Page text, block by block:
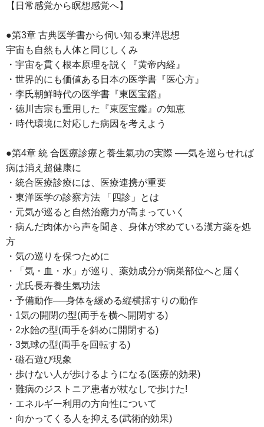
【日常感覚から瞑想感覚へ】
●第3章 古典医学書から伺い知る東洋思想
宇宙も自然も人体と同じしくみ
・宇宙を貫く根本原理を説く『黄帝内経』
・世界的にも価値ある日本の医学書『医心方』
・李氏朝鮮時代の医学書『東医宝鑑』
・徳川吉宗も重用した『東医宝鑑』の知恵
・時代環境に対応した病因を考えよう
●第4章 統 合医療診療と養生氣功の実際 ──気を巡らせれば
病は消え超健康に
・統合医療診療には、医療連携が重要
・東洋医学の診察方法 「四診」とは
・元気が巡ると自然治癒力が高まっていく
・病んだ肉体から声を聞き、身体が求めている漢方薬を処
方
・気の巡りを保つために
・「気・血・水」が巡り、薬効成分が病巣部位へと届く
・尤氏長寿養生氣功法
・予備動作──身体を緩める縦横揺すりの動作
・1気の開閉の型(両手を横へ開閉する)
・2水飴の型(両手を斜めに開閉する)
・3気球の型(両手を回転する)
・磁石遊び現象
・歩けない人が歩けるようになる(医療的効果)
・難病のジストニア患者が杖なしで歩けた!
・エネルギー利用の方向性について
・向かってくる人を抑える(武術的効果)